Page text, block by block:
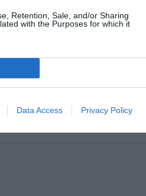
Retention, Sale, and/or Sharing
with the Purposes for which it
Data Access Privacy Policy
σε κρατάει δικό της
αλλάζουν όσα ξέραμε στη